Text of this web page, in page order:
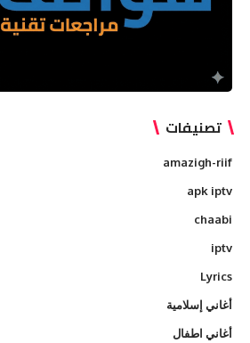
تصنيفات
amazigh-riif
apk iptv
chaabi
iptv
Lyrics
أغاني إسلامية
أغاني اطفال